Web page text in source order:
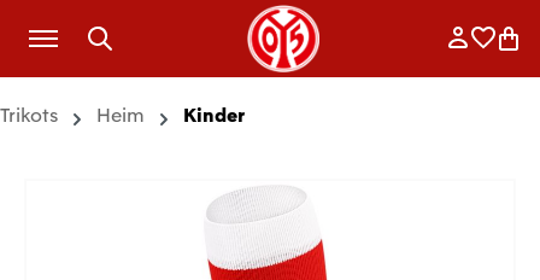
Zum Hauptinhalt springen
Trikots Heim Kinder